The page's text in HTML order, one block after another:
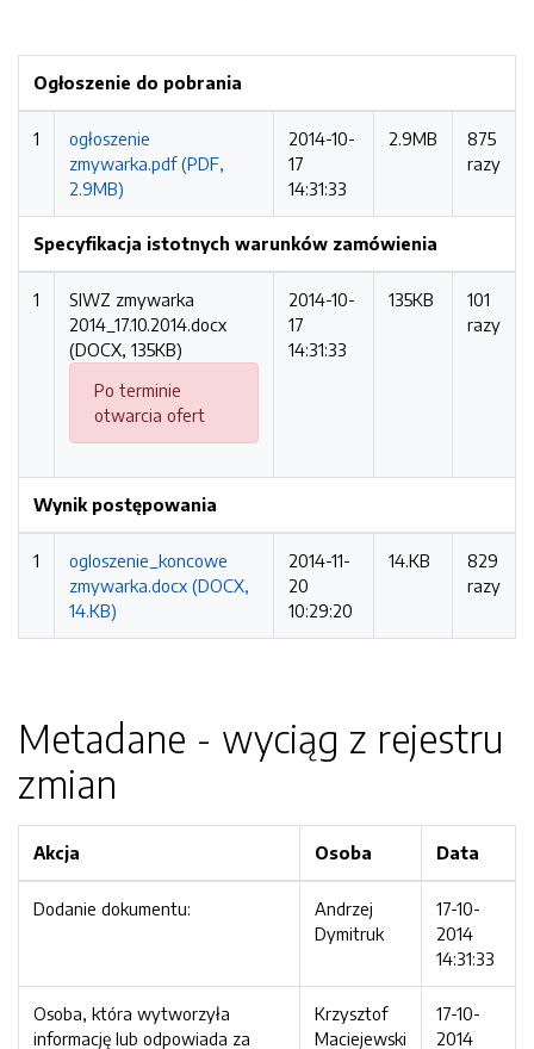
Ogłoszenie do pobrania
1
ogłoszenie
zmywarka.pdf (PDF,
2.9MB)
2014-10-
17
14:31:33
2.9MB
875
razy
Specyfikacja istotnych warunków zamówienia
1
SIWZ zmywarka
2014_17.10.2014.docx
(DOCX, 135KB)
Po terminie
otwarcia ofert
2014-10-
17
14:31:33
135KB
101
razy
Wynik postępowania
1
ogloszenie_koncowe
zmywarka.docx (DOCX,
14.KB)
2014-11-
20
10:29:20
14.KB
829
razy
Metadane - wyciąg z rejestru
zmian
Akcja Osoba Data
Dodanie dokumentu:
Andrzej
Dymitruk
17-10-
2014
14:31:33
Osoba, która wytworzyła
informację lub odpowiada za
Krzysztof
Maciejewski
17-10-
2014